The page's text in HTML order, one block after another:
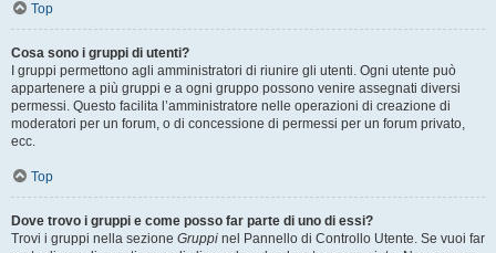
Top
Cosa sono i gruppi di utenti?
I gruppi permettono agli amministratori di riunire gli utenti. Ogni utente può
appartenere a più gruppi e a ogni gruppo possono venire assegnati diversi
permessi. Questo facilita l’amministratore nelle operazioni di creazione di
moderatori per un forum, o di concessione di permessi per un forum privato,
ecc.
Top
Dove trovo i gruppi e come posso far parte di uno di essi?
Trovi i gruppi nella sezione Gruppi nel Pannello di Controllo Utente. Se vuoi far